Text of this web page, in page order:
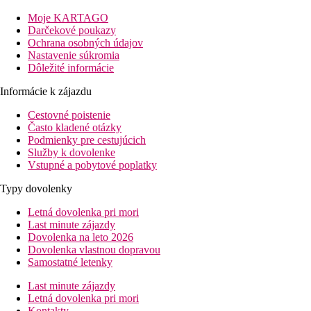
Roma s jemným pieskom. Príjemný štvorhviezdičkový hotel
ponúka svetlý, elegantný interiér, vonkajší a detský bazén.
Príjemné prostredie v zeleni je ideálnou voľbou pre klientov
vyhľadávajúcich oddych a pokojnú dovolenku.
pláže: 700 m
centra: 14 km Hlavné mesto Zakynthos
nákupných možností: 200 m
Popis izby
TV so satelitným príjmom
telefón
Wi-Fi (zdarma)
malá chladnička
kúpeľňa/WC (sušič vlasov)
výhľad záhrada
balkón alebo terasa
Moje KARTAGO
Darčekové poukazy
Ochrana osobných údajov
Nastavenie súkromia
Dôležité informácie
Informácie k zájazdu
Cestovné poistenie
Často kladené otázky
Podmienky pre cestujúcich
Služby k dovolenke
Vstupné a pobytové poplatky
Typy dovolenky
Letná dovolenka pri mori
Last minute zájazdy
Dovolenka na leto 2026
Dovolenka vlastnou dopravou
Samostatné letenky
Last minute zájazdy
Letná dovolenka pri mori